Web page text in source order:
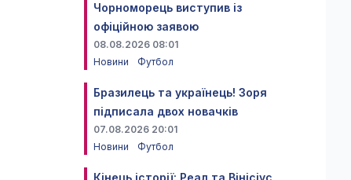
Чорноморець виступив із
офіційною заявою
08.08.2026 08:01
Новини
Футбол
Бразилець та українець! Зоря
підписала двох новачків
07.08.2026 20:01
Новини
Футбол
Кінець історії: Реал та Вінісіус